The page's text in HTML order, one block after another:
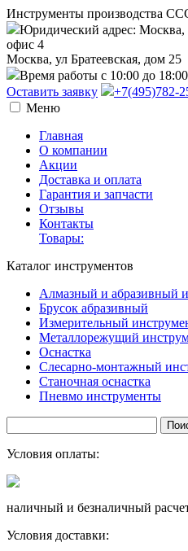
Инструменты производства
Юридический адрес: Москва,
офис 4
Москва, ул Братеевская, дом 25
Время работы с 10:00 до 18:00
Оставить заявку
+7(495)782-
Меню
Главная
О компании
Акции
Доставка и оплата
Гарантия и запчасти
Отзывы
Контакты
Товары:
Каталог инструментов
Алмазный и абразивный
Брусок абразивный
Измерительный
Металлорежущий
Оснастка
Слесарно-монтажный
Станочная оснастка
Пневмо инструменты
Условия оплаты:
наличный и безналичный
Условия доставки: